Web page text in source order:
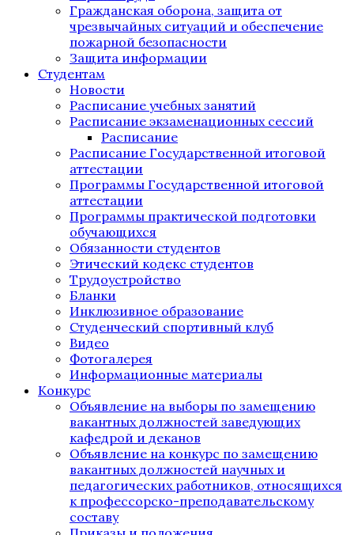
Гражданская оборона, защита от
чрезвычайных ситуаций и обеспечение
пожарной безопасности
Защита информации
Студентам
Новости
Расписание учебных занятий
Расписание экзаменационных сессий
Расписание
Расписание Государственной итоговой
аттестации
Программы Государственной итоговой
аттестации
Программы практической подготовки
обучающихся
Обязанности студентов
Этический кодекс студентов
Трудоустройство
Бланки
Инклюзивное образование
Студенческий спортивный клуб
Видео
Фотогалерея
Информационные материалы
Конкурс
Объявление на выборы по замещению
вакантных должностей заведующих
кафедрой и деканов
Объявление на конкурс по замещению
вакантных должностей научных и
педагогических работников, относящихся
к профессорско-преподавательскому
составу